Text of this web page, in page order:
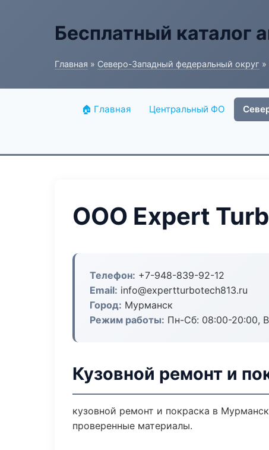
Бесплатный каталог
Главная » Северо-Западный федеральный округ
🏠 Главная Центральный ФО
ООО Expert
Телефон: +7-948-839-92-12
Email: info@expertturbotech813.ru
Город: Мурманск
Режим работы: Пн-Сб: 08:00-20:00,
Кузовной ремонт и
кузовной ремонт и покраска в
проверенные материалы.